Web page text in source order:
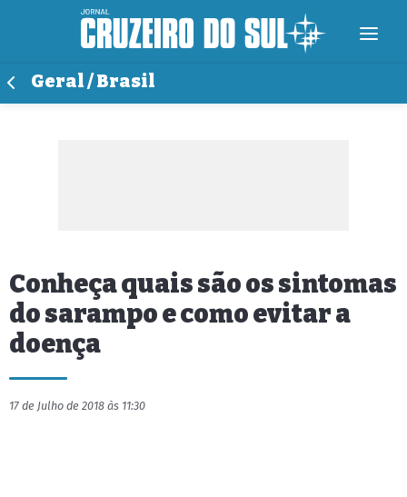
Geral / Brasil
Conheça quais são os sintomas
do sarampo e como evitar a
doença
17 de Julho de 2018 às 11:30